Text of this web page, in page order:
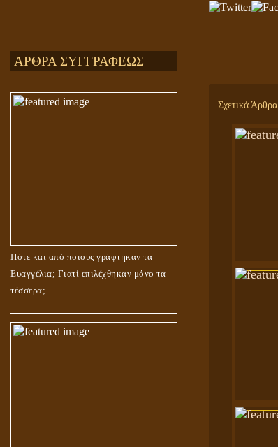
ΑΡΘΡΑ ΣΥΓΓΡΑΦΕΩΣ
Πότε και από ποιους γράφτηκαν τα
Ευαγγέλια; Γιατί επιλέχθηκαν μόνο τα
τέσσερα;
Σχετικά Άρθρα